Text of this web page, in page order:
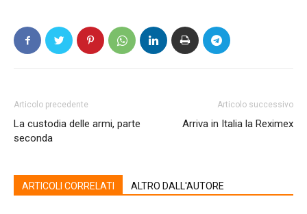
Articolo precedente
La custodia delle armi, parte
seconda
Articolo successivo
Arriva in Italia la Reximex
ARTICOLI CORRELATI ALTRO DALL'AUTORE